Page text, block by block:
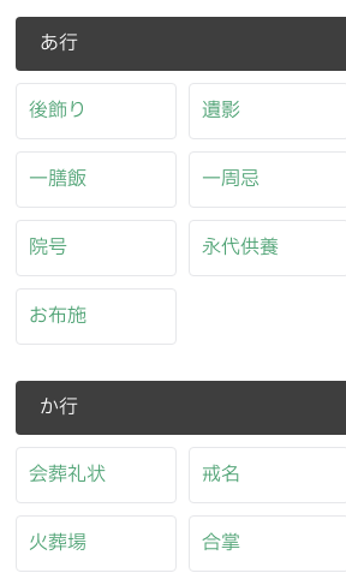
あ行
後飾り 遺影
一膳飯 一周忌
院号 永代供養
お布施
か行
会葬礼状 戒名
火葬場 合掌